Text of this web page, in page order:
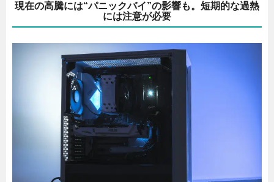
現在の高騰には“パニックバイ”の影響も。短期的な過熱
には注意が必要